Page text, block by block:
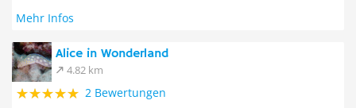
Mehr Infos
Alice in Wonderland
4.82 km
2 Bewertungen